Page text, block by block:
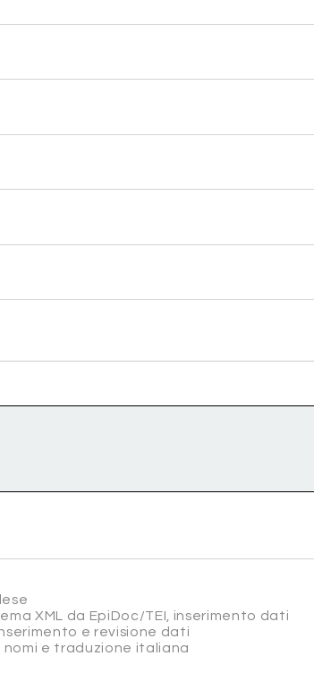
XML da EpiDoc/TEI, inserimento dati
e revisione dati
e traduzione italiana